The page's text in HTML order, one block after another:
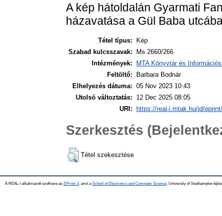
A kép hátoldalán Gyarmati
házavatása a Gül Baba
Tétel típus:
Kép
Szabad kulcsszavak:
Ms 2660/266
Intézmények:
MTA Könyvtár és
Feltöltő:
Barbara Bodnár
Elhelyezés dátuma: 05 Nov 2023 10:43
Utolsó változtatás:
12 Dec 2025 08:05
URI:
https://real-i.mtak.hu/id/
Szerkesztés
Tétel szekesztése
A REAL-I alkalmazott szoftvere az EPrints 3, amit a School of Electronics and Computer Science , University of Southampton